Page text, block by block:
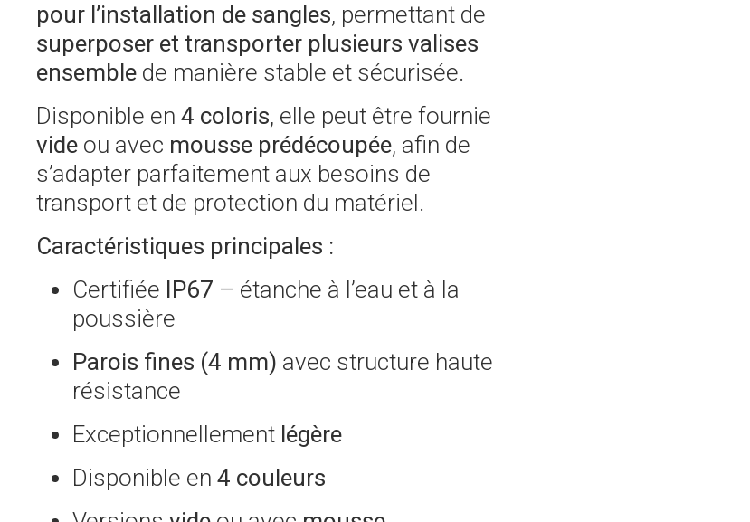
pour l’installation de sangles, permettant de
superposer et transporter plusieurs valises
ensemble de manière stable et sécurisée.
Disponible en 4 coloris, elle peut être fournie
vide ou avec mousse prédécoupée, afin de
s’adapter parfaitement aux besoins de
transport et de protection du matériel.
Caractéristiques principales :
Certifiée IP67 – étanche à l’eau et à la
poussière
Parois fines (4 mm) avec structure haute
résistance
Exceptionnellement légère
Disponible en 4 couleurs